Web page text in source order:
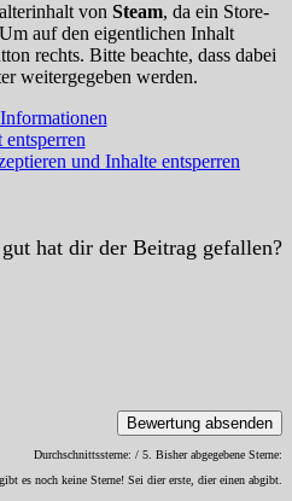
von Steam, da ein Store-
auf den eigentlichen Inhalt
rechts. Bitte beachte, dass dabei
weitergegeben werden.
entsperren
und Inhalte entsperren
hat dir der Beitrag gefallen?
Bewertung absenden
Durchschnittssterne: / 5. Bisher abgegebene Sterne:
es noch keine Sterne! Sei dier erste, dier einen abgibt.